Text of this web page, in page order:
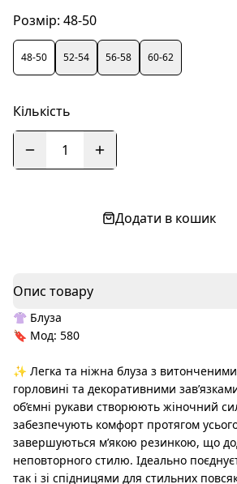
Розмір: 48-50
48-50 52-54 56-58 60-62
Кількість
1
Додати в кошик
Опис товару
👚 Блуза
🔖 Мод: 580
✨ Легка та ніжна блуза з
горловині та декоративними
об’ємні рукави створюють жіночний
забезпечують комфорт протягом
завершуються м’якою резинкою, що
неповторного стилю. Ідеально
так і зі спідницями для стильних